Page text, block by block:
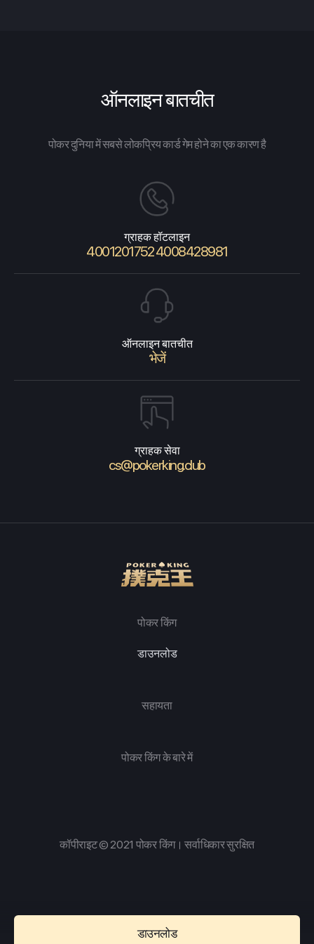
ऑनलाइन बातचीत
पोकर दुनिया में सबसे लोकप्रिय कार्ड गेम होने का एक कारण है
ग्राहक हॉटलाइन
4001201752 4008428981
ऑनलाइन बातचीत
भेजें
ग्राहक सेवा
cs@pokerking.club
पोकर किंग
डाउनलोड
सहायता
पोकर किंग के बारे में
कॉपीराइट © 2021 पोकर किंग। सर्वाधिकार सुरक्षित
डाउनलोड